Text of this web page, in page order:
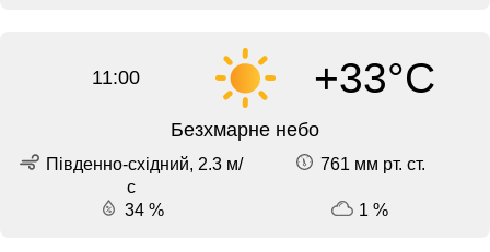
11:00 +33°C
Безхмарне небо
Південно-східний, 2.3 м/
с
761 мм рт. ст.
34 % 1 %